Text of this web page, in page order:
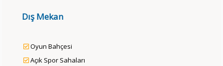
Dış Mekan
Oyun Bahçesi
Açık Spor Sahaları